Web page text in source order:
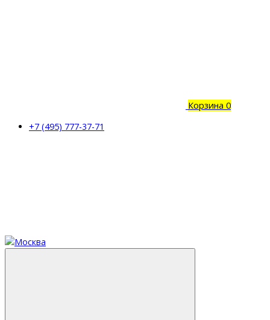
Корзина 0
+7 (495) 777-37-71